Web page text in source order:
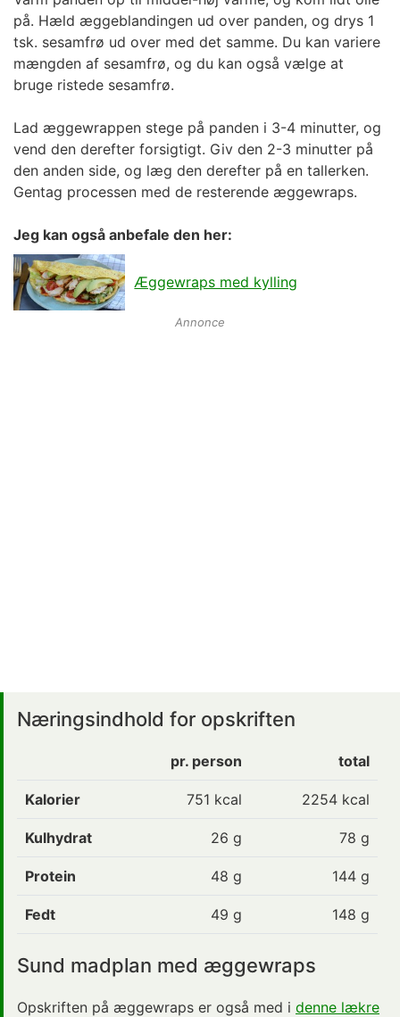
på. Hæld æggeblandingen ud over panden, og drys 1
tsk. sesamfrø ud over med det samme. Du kan variere
mængden af sesamfrø, og du kan også vælge at
bruge ristede sesamfrø.
Lad æggewrappen stege på panden i 3-4 minutter, og
vend den derefter forsigtigt. Giv den 2-3 minutter på
den anden side, og læg den derefter på en tallerken.
Gentag processen med de resterende æggewraps.
Jeg kan også anbefale den her:
Æggewraps med kylling
Annonce
Næringsindhold for opskriften
pr. person total
Kalorier 751 kcal 2254 kcal
Kulhydrat 26 g 78 g
Protein 48 g 144 g
Fedt 49 g 148 g
Sund madplan med æggewraps
Opskriften på æggewraps er også med i denne lækre